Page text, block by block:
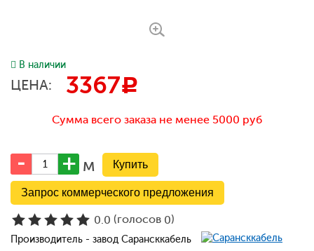
В наличии
ЦЕНА: 3367c
Сумма всего заказа не менее 5000 руб
м
Запрос коммерческого предложения
0.0 (голосов 0)
Производитель - завод Сарансккабель